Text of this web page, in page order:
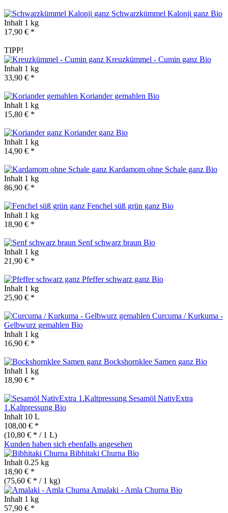
Schwarzkümmel Kalonji ganz Bio
Inhalt 1 kg
17,90 € *
TIPP!
Kreuzkümmel - Cumin ganz Bio
Inhalt 1 kg
33,90 € *
Koriander gemahlen Bio
Inhalt 1 kg
15,80 € *
Koriander ganz Bio
Inhalt 1 kg
14,90 € *
Kardamom ohne Schale ganz Bio
Inhalt 1 kg
86,90 € *
Fenchel süß grün ganz Bio
Inhalt 1 kg
18,90 € *
Senf schwarz braun Bio
Inhalt 1 kg
21,90 € *
Pfeffer schwarz ganz Bio
Inhalt 1 kg
25,90 € *
Curcuma / Kurkuma -
Gelbwurz gemahlen Bio
Inhalt 1 kg
16,90 € *
Bockshornklee Samen ganz Bio
Inhalt 1 kg
18,90 € *
Sesamöl NativExtra
1.Kaltpressung Bio
Inhalt 10 L
108,00 € *
(10,80 € * / 1 L)
Kunden haben sich ebenfalls angesehen
Bibhitaki Churna Bio
Inhalt 0.25 kg
18,90 € *
(75,60 € * / 1 kg)
Amalaki - Amla Churna Bio
Inhalt 1 kg
57,90 € *